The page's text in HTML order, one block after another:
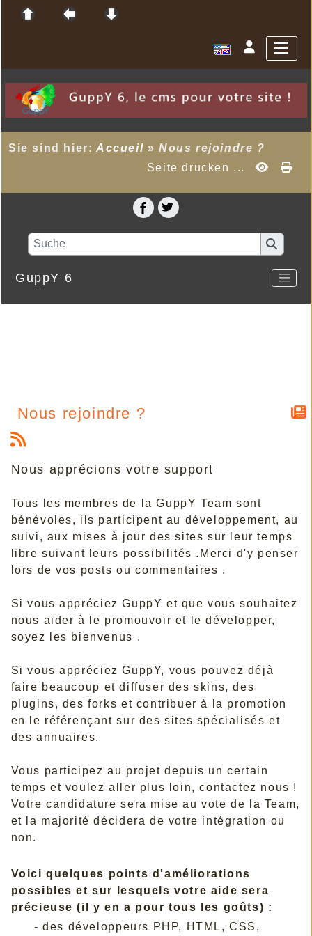
Sie sind hier: Accueil »Nous rejoindre ?
Seite drucken ...
GuppY 6
Nous rejoindre ?
Nous apprécions votre support
Tous les membres de la GuppY Team sont
bénévoles, ils participent au développement, au
suivi, aux mises à jour des sites sur leur temps
libre suivant leurs possibilités .Merci d'y penser
lors de vos posts ou commentaires .
Si vous appréciez GuppY et que vous souhaitez
nous aider à le promouvoir et le développer,
soyez les bienvenus .
Si vous appréciez GuppY, vous pouvez déjà
faire beaucoup et diffuser des skins, des
plugins, des forks et contribuer à la promotion
en le référençant sur des sites spécialisés et
des annuaires.
Vous participez au projet depuis un certain
temps et voulez aller plus loin, contactez nous !
Votre candidature sera mise au vote de la Team,
et la majorité décidera de votre intégration ou
non.
Voici quelques points d'améliorations
possibles et sur lesquels votre aide sera
précieuse (il y en a pour tous les goûts) :
- des développeurs PHP, HTML, CSS,